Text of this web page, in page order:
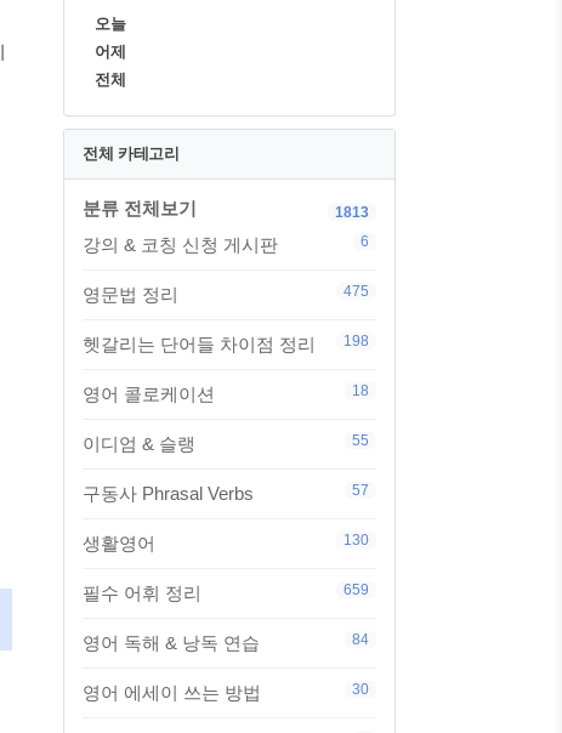
오늘
어제
전체
전체 카테고리
분류 전체보기 1813
강의 & 코칭 신청 게시판 6
영문법 정리 475
헷갈리는 단어들 차이점 정리 198
영어 콜로케이션 18
이디엄 & 슬랭 55
구동사 Phrasal Verbs 57
생활영어 130
필수 어휘 정리 659
영어 독해 & 낭독 연습 84
영어 에세이 쓰는 방법 30